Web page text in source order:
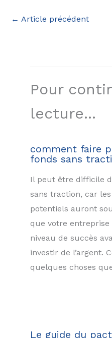
← Article précédent
Pour
lecture...
comment faire
fonds sans
Il peut être difficile
sans traction, car
potentiels auront
que votre
niveau de succès
investir de l’argent.
quelques choses
Le guide du